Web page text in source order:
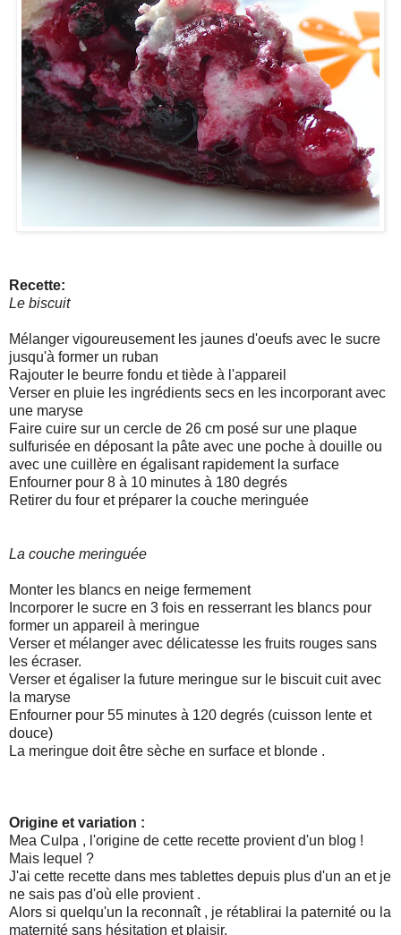
Recette:
Le biscuit
Mélanger vigoureusement les jaunes d'oeufs avec le sucre
jusqu'à former un ruban
Rajouter le beurre fondu et tiède à l'appareil
Verser en pluie les ingrédients secs en les incorporant avec
une maryse
Faire cuire sur un cercle de 26 cm posé sur une plaque
sulfurisée en déposant la pâte avec une poche à douille ou
avec une cuillère en égalisant rapidement la surface
Enfourner pour 8 à 10 minutes à 180 degrés
Retirer du four et préparer la couche meringuée
La couche meringuée
Monter les blancs en neige fermement
Incorporer le sucre en 3 fois en resserrant les blancs pour
former un appareil à meringue
Verser et mélanger avec délicatesse les fruits rouges sans
les écraser.
Verser et égaliser la future meringue sur le biscuit cuit avec
la maryse
Enfourner pour 55 minutes à 120 degrés (cuisson lente et
douce)
La meringue doit être sèche en surface et blonde .
Origine et variation :
Mea Culpa , l'origine de cette recette provient d'un blog !
Mais lequel ?
J'ai cette recette dans mes tablettes depuis plus d'un an et je
ne sais pas d'où elle provient .
Alors si quelqu'un la reconnaît , je rétablirai la paternité ou la
maternité sans hésitation et plaisir.